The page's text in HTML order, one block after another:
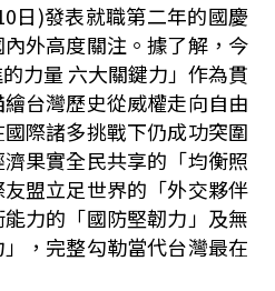
日)發表就職第二年的國慶
外高度關注。據了解，今
力量 六大關鍵力」作為貫
台灣歷史從威權走向自由
際諸多挑戰下仍成功突圍
果實全民共享的「均衡照
盟立足世界的「外交夥伴
力的「國防堅韌力」及無
，完整勾勒當代台灣最在